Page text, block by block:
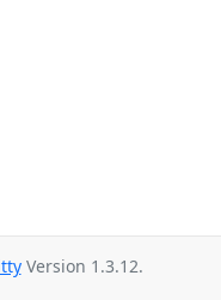
Version 1.3.12.